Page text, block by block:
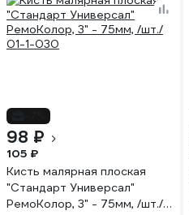
98 ₽
105 ₽
Кисть малярная плоская
"Стандарт Универсал"
РемоКолор, 3" - 75мм, /шт./